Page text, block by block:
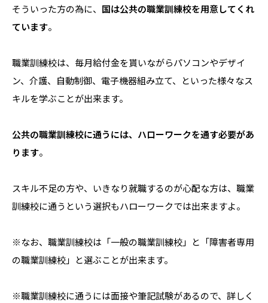
そういった方の為に、 国は公共の職業訓練校を用意してくれ
ています。
職業訓練校は、毎月給付金を貰いながらパソコンやデザイ
ン、介護、自動制御、電子機器組み立て、といった様々なス
キルを学ぶことが出来ます。
公共の職業訓練校に通うには、ハローワークを通す必要があ
ります。
スキル不足の方や、いきなり就職するのが心配な方は、職業
訓練校に通うという選択もハローワークでは出来ますよ。
※なお、職業訓練校は「一般の職業訓練校」と「障害者専用
の職業訓練校」と選ぶことが出来ます。
※職業訓練校に通うには面接や筆記試験があるので、詳しく